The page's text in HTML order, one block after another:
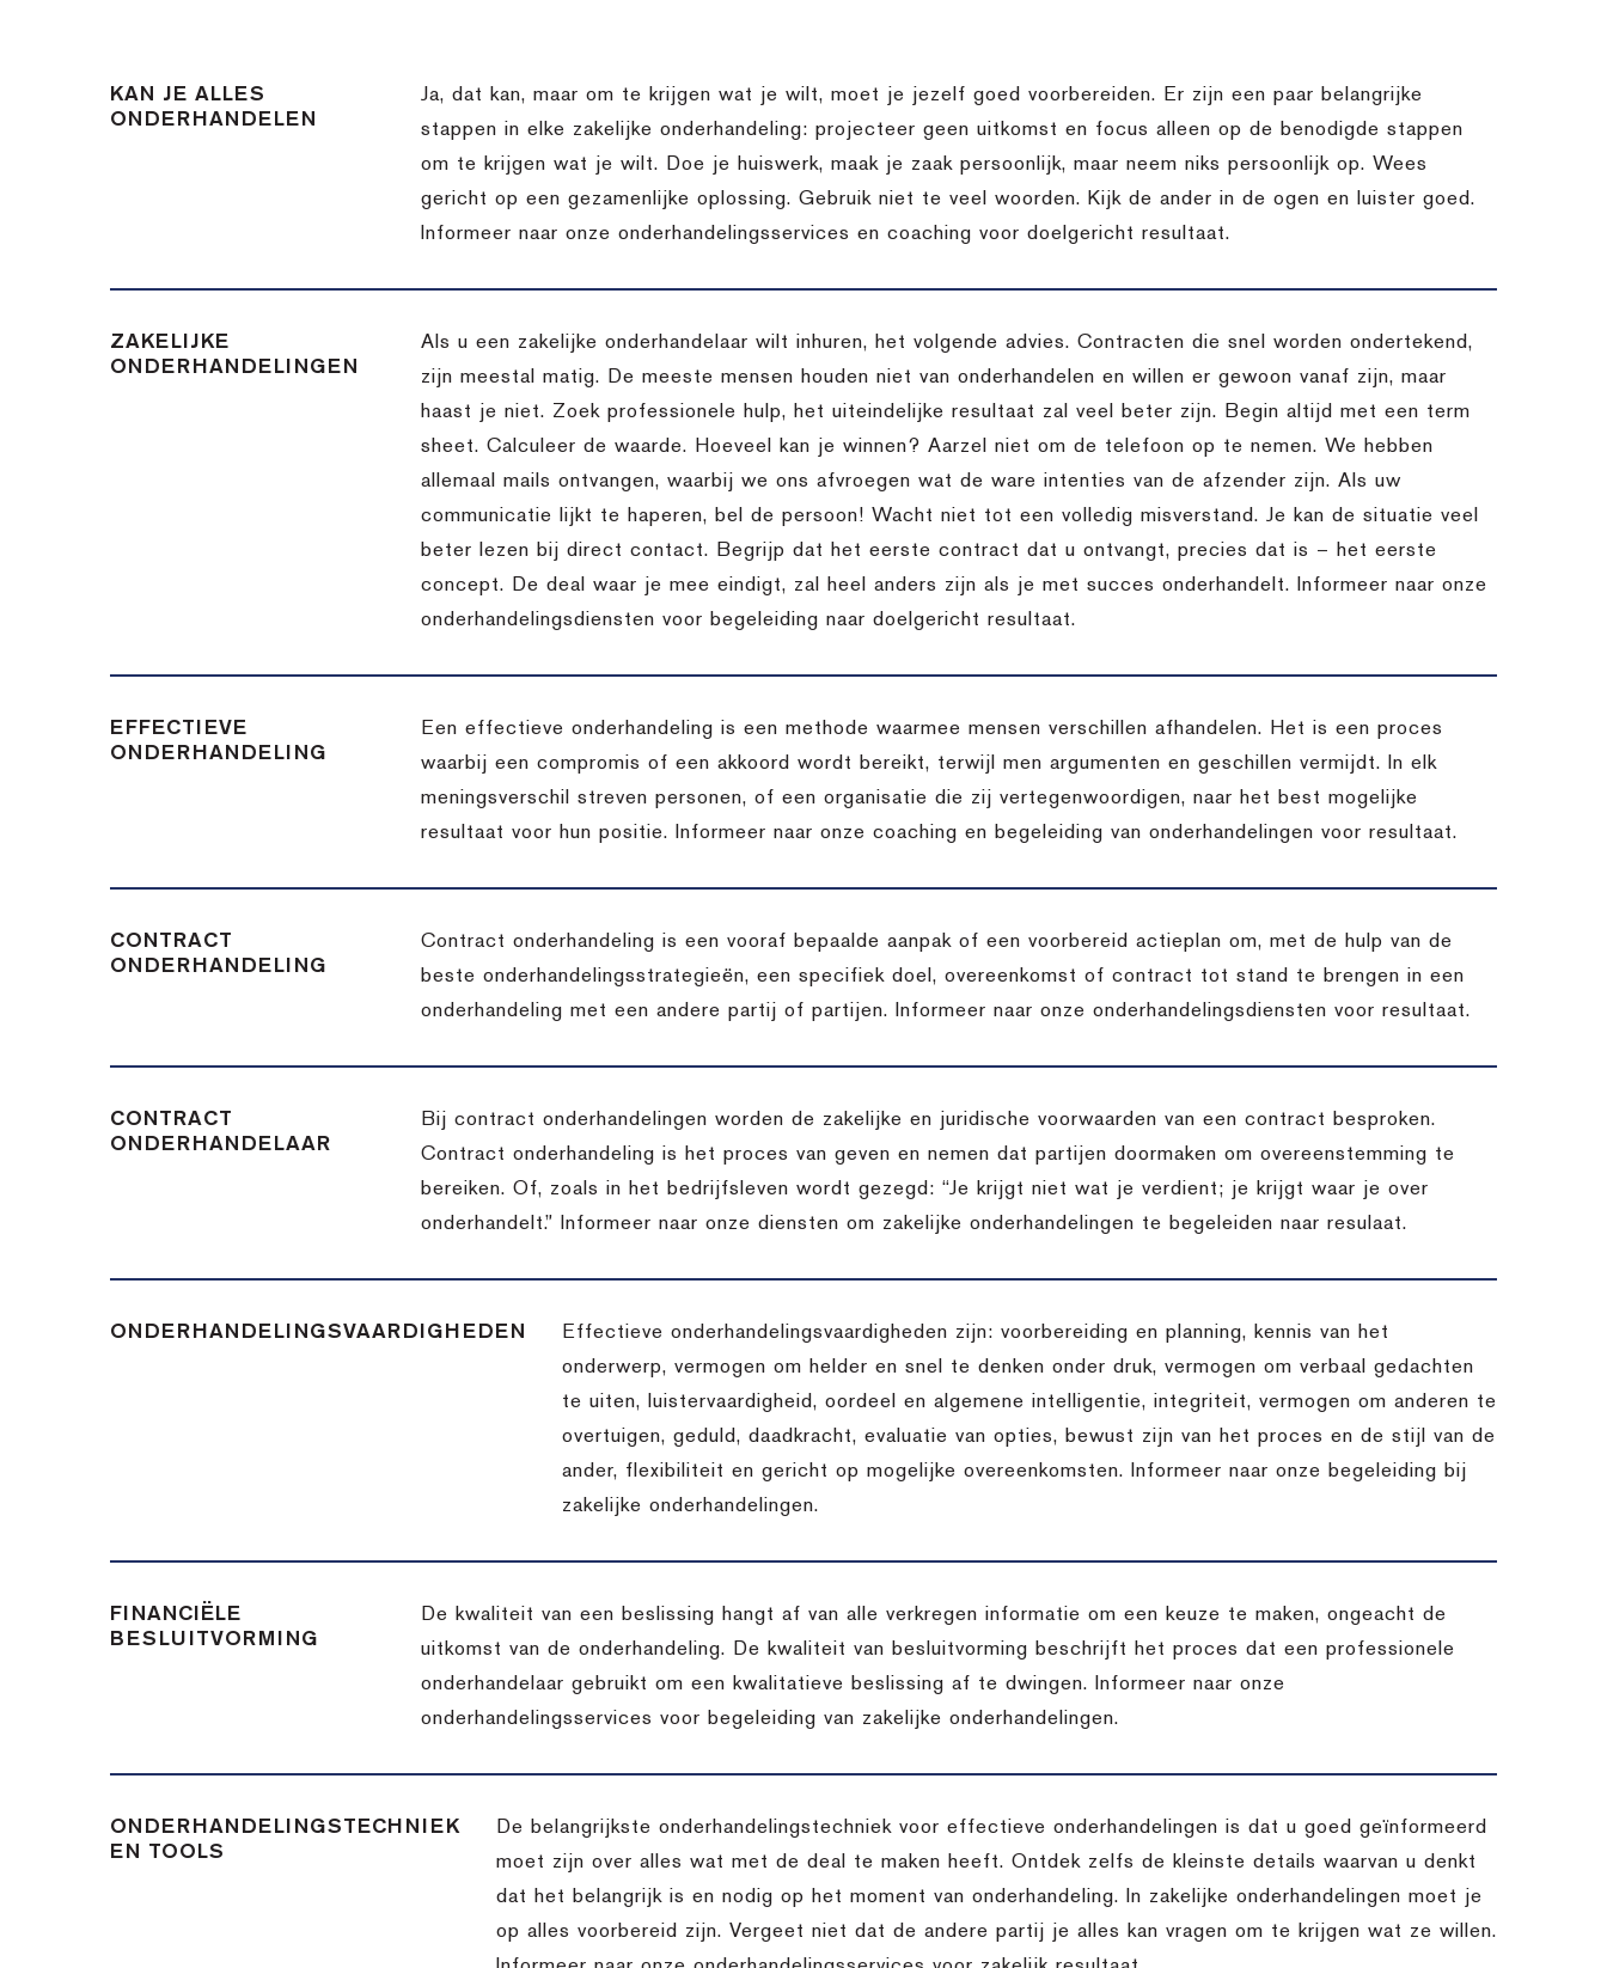
KAN JE ALLES
ONDERHANDELEN
Ja, dat kan, maar om te krijgen wat je wilt, moet je jezelf goed voorbereiden. Er zijn een paar belangrijke
stappen in elke zakelijke onderhandeling: projecteer geen uitkomst en focus alleen op de benodigde stappen
om te krijgen wat je wilt. Doe je huiswerk, maak je zaak persoonlijk, maar neem niks persoonlijk op. Wees
gericht op een gezamenlijke oplossing. Gebruik niet te veel woorden. Kijk de ander in de ogen en luister goed.
Informeer naar onze onderhandelingsservices en coaching voor doelgericht resultaat.
ZAKELIJKE
ONDERHANDELINGEN
Als u een zakelijke onderhandelaar wilt inhuren, het volgende advies. Contracten die snel worden ondertekend,
zijn meestal matig. De meeste mensen houden niet van onderhandelen en willen er gewoon vanaf zijn, maar
haast je niet. Zoek professionele hulp, het uiteindelijke resultaat zal veel beter zijn. Begin altijd met een term
sheet. Calculeer de waarde. Hoeveel kan je winnen? Aarzel niet om de telefoon op te nemen. We hebben
allemaal mails ontvangen, waarbij we ons afvroegen wat de ware intenties van de afzender zijn. Als uw
communicatie lijkt te haperen, bel de persoon! Wacht niet tot een volledig misverstand. Je kan de situatie veel
beter lezen bij direct contact. Begrijp dat het eerste contract dat u ontvangt, precies dat is – het eerste
concept. De deal waar je mee eindigt, zal heel anders zijn als je met succes onderhandelt. Informeer naar onze
onderhandelingsdiensten voor begeleiding naar doelgericht resultaat.
EFFECTIEVE
ONDERHANDELING
Een effectieve onderhandeling is een methode waarmee mensen verschillen afhandelen. Het is een proces
waarbij een compromis of een akkoord wordt bereikt, terwijl men argumenten en geschillen vermijdt. In elk
meningsverschil streven personen, of een organisatie die zij vertegenwoordigen, naar het best mogelijke
resultaat voor hun positie. Informeer naar onze coaching en begeleiding van onderhandelingen voor resultaat.
CONTRACT
ONDERHANDELING
Contract onderhandeling is een vooraf bepaalde aanpak of een voorbereid actieplan om, met de hulp van de
beste onderhandelingsstrategieën, een specifiek doel, overeenkomst of contract tot stand te brengen in een
onderhandeling met een andere partij of partijen. Informeer naar onze onderhandelingsdiensten voor resultaat.
CONTRACT
ONDERHANDELAAR
Bij contract onderhandelingen worden de zakelijke en juridische voorwaarden van een contract besproken.
Contract onderhandeling is het proces van geven en nemen dat partijen doormaken om overeenstemming te
bereiken. Of, zoals in het bedrijfsleven wordt gezegd: “Je krijgt niet wat je verdient; je krijgt waar je over
onderhandelt.” Informeer naar onze diensten om zakelijke onderhandelingen te begeleiden naar resulaat.
ONDERHANDELINGSVAARDIGHEDEN
Effectieve onderhandelingsvaardigheden zijn: voorbereiding en planning, kennis van het
onderwerp, vermogen om helder en snel te denken onder druk, vermogen om verbaal gedachten
te uiten, luistervaardigheid, oordeel en algemene intelligentie, integriteit, vermogen om anderen te
overtuigen, geduld, daadkracht, evaluatie van opties, bewust zijn van het proces en de stijl van de
ander, flexibiliteit en gericht op mogelijke overeenkomsten. Informeer naar onze begeleiding bij
zakelijke onderhandelingen.
FINANCIËLE
BESLUITVORMING
De kwaliteit van een beslissing hangt af van alle verkregen informatie om een keuze te maken, ongeacht de
uitkomst van de onderhandeling. De kwaliteit van besluitvorming beschrijft het proces dat een professionele
onderhandelaar gebruikt om een kwalitatieve beslissing af te dwingen. Informeer naar onze
onderhandelingsservices voor begeleiding van zakelijke onderhandelingen.
ONDERHANDELINGSTECHNIEK
EN TOOLS
De belangrijkste onderhandelingstechniek voor effectieve onderhandelingen is dat u goed geïnformeerd
moet zijn over alles wat met de deal te maken heeft. Ontdek zelfs de kleinste details waarvan u denkt
dat het belangrijk is en nodig op het moment van onderhandeling. In zakelijke onderhandelingen moet je
op alles voorbereid zijn. Vergeet niet dat de andere partij je alles kan vragen om te krijgen wat ze willen.